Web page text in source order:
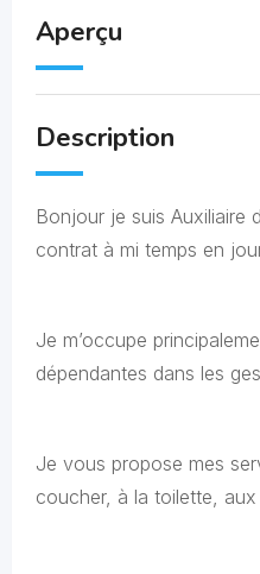
Aperçu
Description
Bonjour je suis Auxiliaire
contrat à mi temps en
Je m’occupe
dépendantes dans les
Je vous propose mes
coucher, à la toilette,